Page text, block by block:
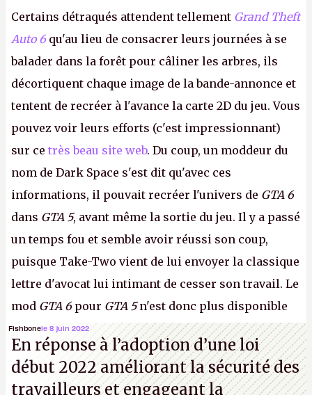
Certains détraqués attendent tellement Grand Theft
Auto 6 qu'au lieu de consacrer leurs journées à se
balader dans la forêt pour câliner les arbres, ils
décortiquent chaque image de la bande-annonce et
tentent de recréer à l'avance la carte 2D du jeu. Vous
pouvez voir leurs efforts (c'est impressionnant)
sur ce très beau site web. Du coup, un moddeur du
nom de Dark Space s'est dit qu'avec ces
informations, il pouvait recréer l'univers de GTA 6
dans GTA 5, avant même la sortie du jeu. Il y a passé
un temps fou et semble avoir réussi son coup,
puisque Take-Two vient de lui envoyer la classique
lettre d'avocat lui intimant de cesser son travail. Le
mod GTA 6pour GTA 5n'est donc plus disponible
au téléchargement. Vous pouvez encore en voir
quelques bribes surcette vidéo YouTube.A.
Fishbonele 8 juin 2022
En réponse à l’adoption d’une loi
début 2022 améliorant la sécurité des
travailleurs et engageant la